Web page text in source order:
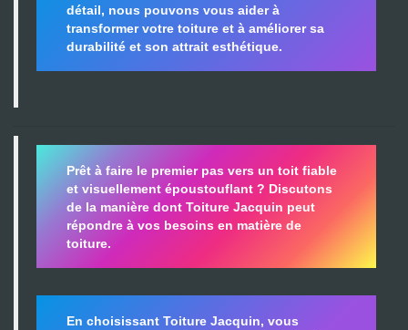
détail, nous pouvons vous aider à
transformer votre toiture et à améliorer sa
durabilité et son attrait esthétique.
Prêt à faire le premier pas vers un toit fiable
et visuellement époustouflant ? Discutons
de la manière dont Toiture Jacquin peut
répondre à vos besoins en matière de
toiture.
En choisissant Toiture Jacquin, vous